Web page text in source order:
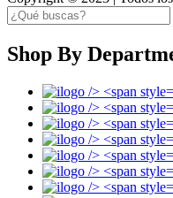
Shop By